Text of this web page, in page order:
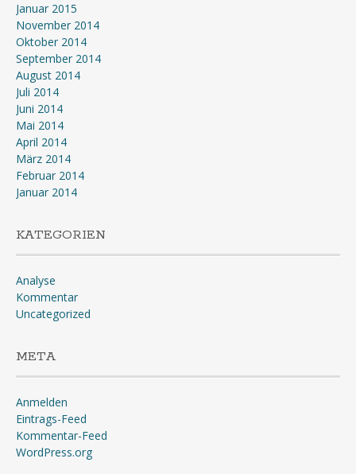
Januar 2015
November 2014
Oktober 2014
September 2014
August 2014
Juli 2014
Juni 2014
Mai 2014
April 2014
März 2014
Februar 2014
Januar 2014
KATEGORIEN
Analyse
Kommentar
Uncategorized
META
Anmelden
Eintrags-Feed
Kommentar-Feed
WordPress.org